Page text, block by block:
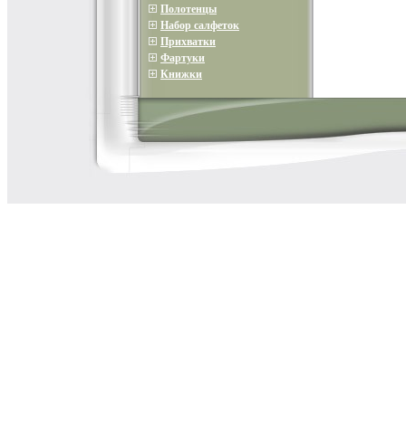
Полотенцы
Набор салфеток
Прихватки
Фартуки
Книжки